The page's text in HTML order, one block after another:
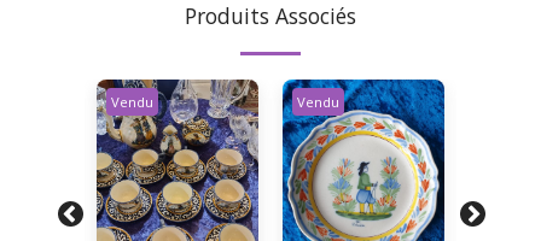
Produits Associés
Vendu Vendu